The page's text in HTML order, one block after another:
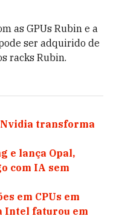
as GPUs Rubin e a
ser adquirido de
racks Rubin.
transforma
e lança Opal,
com IA sem
em CPUs em
Intel faturou em